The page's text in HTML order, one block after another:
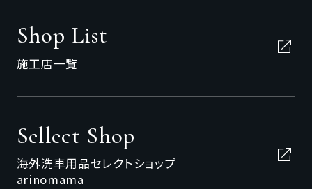
Shop List
施工店一覧
Sellect Shop
海外洗車用品セレクトショップ
arinomama